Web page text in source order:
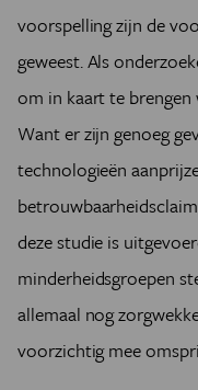
voorspelling zijn de
geweest. Als
om in kaart te brengen
Want er zijn genoeg
technologieën
deze studie is
minderheidsgroepen
allemaal nog
voorzichtig mee